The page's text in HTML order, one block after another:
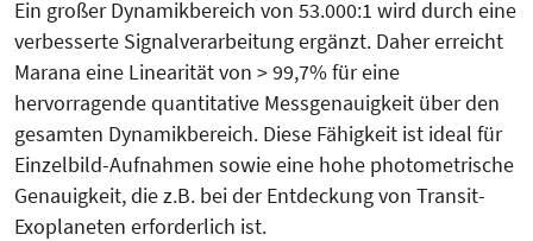
Ein großer Dynamikbereich von 53.000:1 wird durch eine
verbesserte Signalverarbeitung ergänzt. Daher erreicht
Marana eine Linearität von > 99,7% für eine
hervorragende quantitative Messgenauigkeit über den
gesamten Dynamikbereich. Diese Fä­higkeit ist ideal für
Einzelbild-Auf­nahmen sowie eine hohe photometrische
Genauigkeit, die z.B. bei der Entdeckung von Transit-
Exoplaneten erforderlich ist.